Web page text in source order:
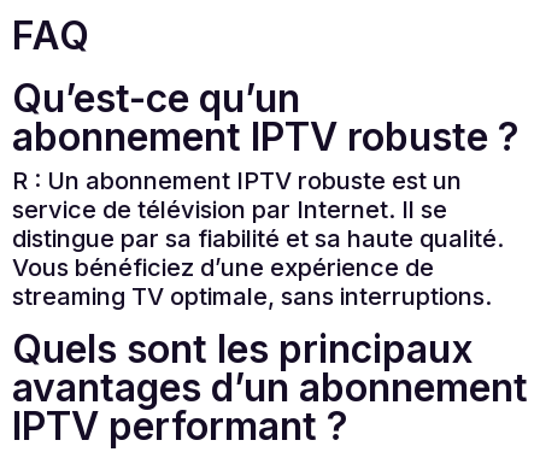
FAQ
Qu’est-ce qu’un
abonnement IPTV robuste ?
R : Un abonnement IPTV robuste est un
service de télévision par Internet. Il se
distingue par sa fiabilité et sa haute qualité.
Vous bénéficiez d’une expérience de
streaming TV optimale, sans interruptions.
Quels sont les principaux
avantages d’un abonnement
IPTV performant ?